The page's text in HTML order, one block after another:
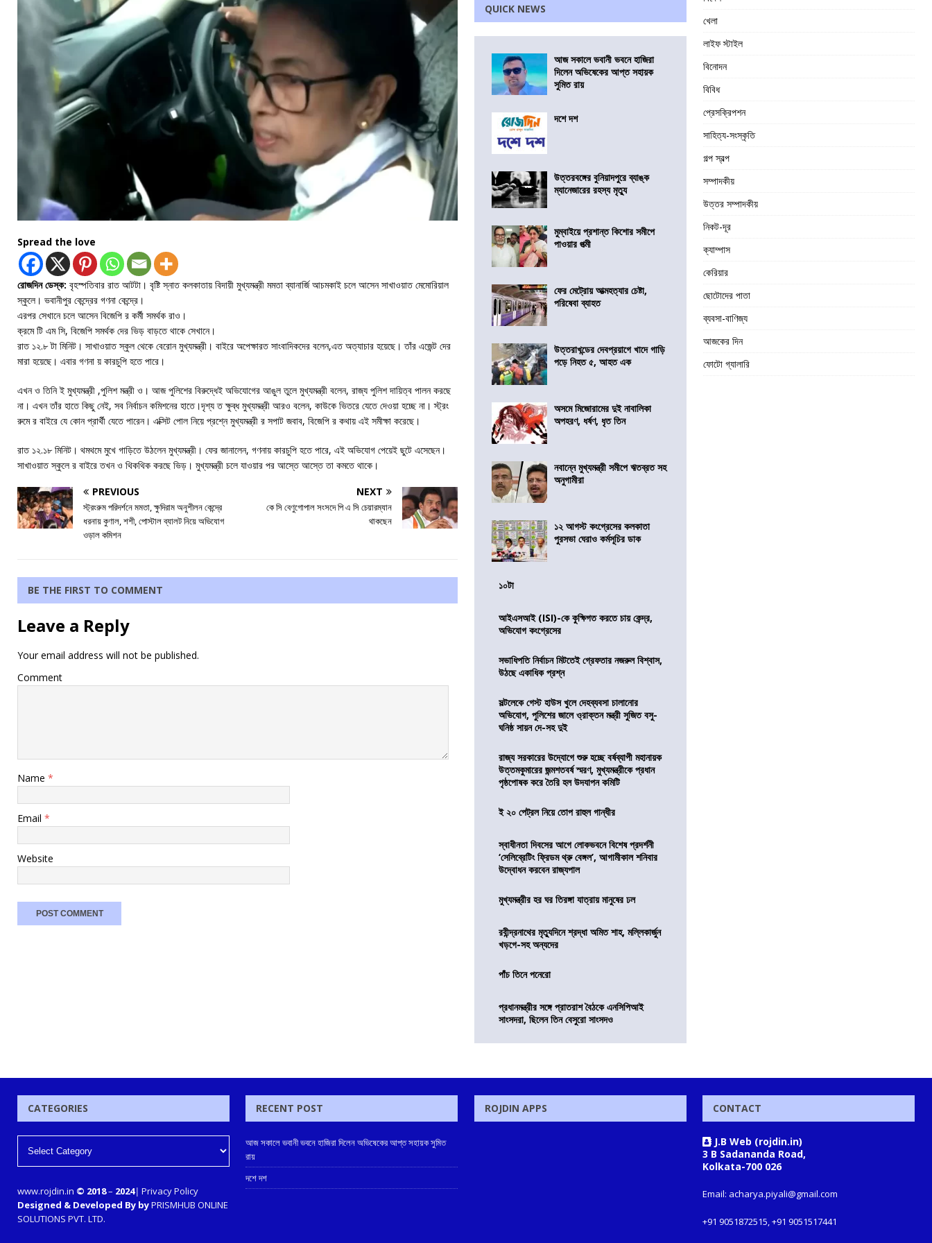
Spread the love
রোজদিন ডেস্ক: বৃহস্পতিবার রাত আটটা। বৃষ্টি স্নাত কলকাতায় বিদায়ী মুখ্যমন্ত্রী মমতা ব্যানার্জি আচমকাই চলে আসেন সাখাওয়াত মেমোরিয়াল
স্কুলে। ভবানীপুর কেন্দ্রের গণনা কেন্দ্রে।
এরপর সেখানে চলে আসেন বিজেপি র কর্মী সমর্থক রাও।
ক্রমে টি এম সি, বিজেপি সমর্থক দের ভিড় বাড়তে থাকে সেখানে।
রাত ১২.৮ টা মিনিট। সাখাওয়াত স্কুল থেকে বেরোন মুখ্যমন্ত্রী। বাইরে অপেক্ষারত সাংবাদিকদের বলেন,এত অত্যাচার হয়েছে। তাঁর এজেন্ট দের
মারা হয়েছে। এবার গণনা য় কারচুপি হতে পারে।
এখন ও তিনি ই মুখ্যমন্ত্রী ,পুলিশ মন্ত্রী ও। আজ পুলিশের বিরুদ্ধেই অভিযোগের আঙুল তুলে মুখ্যমন্ত্রী বলেন, রাজ্য পুলিশ দায়িত্ব পালন করছে
না। এখন তাঁর হাতে কিছু নেই, সব নির্বাচন কমিশনের হাতে।দৃশ্য ত ক্ষুব্ধ মুখ্যমন্ত্রী আরও বলেন, কাউকে ভিতরে যেতে দেওয়া হচ্ছে না। স্ট্রং
রুমে র বাইরে যে কোন প্রার্থী যেতে পারেন। এক্সিট পোল নিয়ে প্রশ্নে মুখ্যমন্ত্রী র সপাট জবাব, বিজেপি র কথায় এই সমীক্ষা করেছে।
রাত ১২.১৮ মিনিট। থমথমে মুখে গাড়িতে উঠলেন মুখ্যমন্ত্রী। ফের জানালেন, গণনায় কারচুপি হতে পারে, এই অভিযোগ পেয়েই ছুটে এসেছেন।
সাখাওয়াত স্কুলে র বাইরে তখন ও থিকথিক করছে ভিড়। মুখ্যমন্ত্রী চলে যাওয়ার পর আস্তে আস্তে তা কমতে থাকে।
PREVIOUS
স্ট্রংরুম পরিদর্শনে মমতা, ক্ষুদিরাম অনুশীলন কেন্দ্রে
ধরনায় কুণাল, শশী, পোস্টাল ব্যালট নিয়ে অভিযোগ
ওড়াল কমিশন
NEXT
কে সি বেণুগোপাল সংসদে পি এ সি চেয়ারম্যান
থাকছেন
BE THE FIRST TO COMMENT
Leave a Reply
Your email address will not be published.
Comment
Name *
Email *
Website
QUICK NEWS
আজ সকালে ভবানী ভবনে হাজিরা
দিলেন অভিষেকের আপ্ত সহায়ক
সুমিত রায়
দশে দশ
উত্তরবঙ্গের বুনিয়াদপুরে ব্যাঙ্ক
ম্যানেজারের রহস্য মৃত্যু
মুম্বাইয়ে প্রশান্ত কিশোর সমীপে
পাওয়ার পত্মী
ফের মেট্রোয় আত্মহত্যার চেষ্টা,
পরিষেবা ব্যাহত
উত্তরাখন্ডের দেবপ্রয়াগে খাদে গাড়ি
পড়ে নিহত ৫, আহত এক
অসমে মিজোরামের দুই নাবালিকা
অপহরণ, ধর্ষণ, ধৃত তিন
নবান্নে মুখ্যমন্ত্রী সমীপে ঋতব্রত সহ
অনুগামীরা
১২ আগস্ট কংগ্রেসের কলকাতা
পুরসভা ঘেরাও কর্মসূচির ডাক
১০টা
আইএসআই (ISI)-কে কুক্ষিগত করতে চায় কেন্দ্র,
অভিযোগ কংগ্রেসের
সভাধিপতি নির্বাচন মিটতেই গ্রেফতার নজরুল বিশ্বাস,
উঠছে একাধিক প্রশ্ন
সল্টলেকে গেস্ট হাউস খুলে দেহব্যবসা চালানোর
অভিযোগ, পুলিশের জালে ও্রাক্তন মন্ত্রী সুজিত বসু-
ঘনিষ্ঠ সায়ন দে-সহ দুই
রাজ্য সরকারের উদ্যোগে শুরু হচ্ছে বর্ষব্যাপী মহানায়ক
উত্তমকুমারের জন্মশতবর্ষ স্মরণ, মুখ্যমন্ত্রীকে প্রধান
পৃষ্ঠপোষক করে তৈরি হল উদযাপন কমিটি
ই ২০ পেট্রল নিয়ে তোপ রাহুল গান্ধীর
স্বাধীনতা দিবসের আগে লোকভবনে বিশেষ প্রদর্শনী
‘সেলিব্রেটিং ফ্রিডম থ্রু বেঙ্গল’, আগামীকাল শনিবার
উদ্বোধন করবেন রাজ্যপাল
মুখ্যমন্ত্রীর হর ঘর তিরঙ্গা যাত্রায় মানুষের ঢল
রবীন্দ্রনাথের মৃত্যুদিনে শ্রদ্ধা অমিত শাহ, মল্লিকার্জুন
খড়গে-সহ অন্যদের
পাঁচ তিনে পনেরো
প্রধানমন্ত্রীর সঙ্গে প্রাতরাশ বৈঠকে এনসিপিআই
সাংসদরা, ছিলেন তিন বেসুরো সাংসদও
খেলা
লাইফ স্টাইল
বিনোদন
বিবিধ
প্রেসক্রিপশন
সাহিত্য-সংস্কৃতি
গল্প স্বল্প
সম্পাদকীয়
উত্তর সম্পাদকীয়
নিকট-দূর
ক্যাম্পাস
কেরিয়ার
ছোটোদের পাতা
ব্যবসা-বাণিজ্য
আজকের দিন
ফোটো গ্যালারি
CATEGORIES
www.rojdin.in © 2018– 2024| Privacy Policy
Designed & Developed By byPRISMHUB ONLINE
SOLUTIONS PVT. LTD.
RECENT POST
আজ সকালে ভবানী ভবনে হাজিরা দিলেন অভিষেকের আপ্ত সহায়ক সুমিত
রায়
দশে দশ
ROJDIN APPS CONTACT
J.B Web (rojdin.in)
3 B Sadananda Road,
Kolkata-700 026
Email: acharya.piyali@gmail.com
+91 9051872515, +91 9051517441